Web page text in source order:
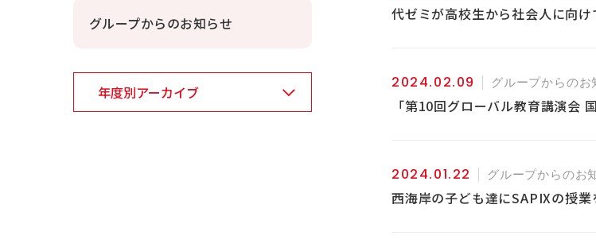
グループからのお知らせ 代ゼミが高校生から社会人に向
2024.02.09 グループからのお
「第10回グローバル教育講演会
2024.01.22 グループからのお
西海岸の子ども達にSAPIXの授業